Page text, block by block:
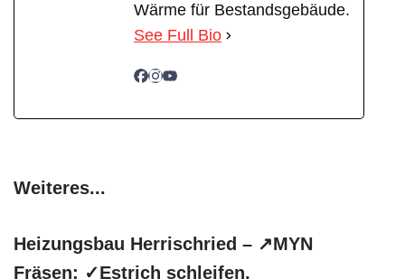
Wärme für Bestandsgebäude.
See Full Bio
Weiteres...
Heizungsbau Herrischried – ↗️MYN
Fräsen: ✓Estrich schleifen,